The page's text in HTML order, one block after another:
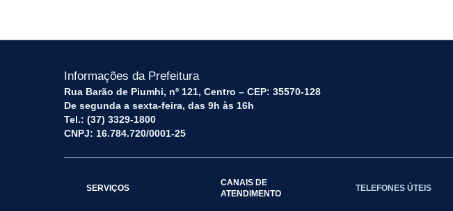
Informações da Prefeitura
Rua Barão de Piumhi, nº 121, Centro – CEP: 35570-128
De segunda a sexta-feira, das 9h às 16h
Tel.: (37) 3329-1800
CNPJ: 16.784.720/0001-25
SERVIÇOS
CANAIS DE
ATENDIMENTO
TELEFONES ÚTEIS